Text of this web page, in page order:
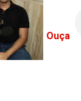
Ouça